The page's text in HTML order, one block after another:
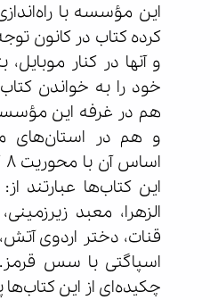
این مؤسسه با
کرده کتاب در کانون
و آنها در کنار موبایل،
خود را به خواندن
هم در غرفه این
و هم در استان‌های
این کتاب‌ها عبارتند
الزهرا، معبد
قنات، دختر اردوی
اسپاگتی با سس
چکیده‌ای از این کتاب‌ها